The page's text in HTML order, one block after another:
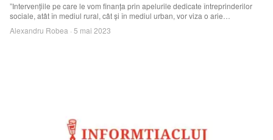
”Intervenţiile pe care le vom finanţa prin apelurile dedicate întreprinderilor
sociale, atât în mediul rural, cât şi în mediul urban, vor viza o arie
Alexandru Robea · 5 mai 2023